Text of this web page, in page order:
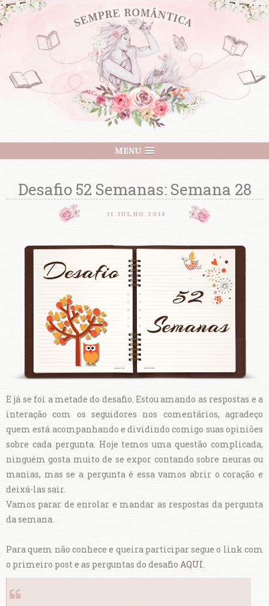
MENU
Desafio 52 Semanas: Semana 28
11 JULHO 2014
E já se foi a metade do desafio. Estou amando as respostas e a
interação com os seguidores nos comentários, agradeço
quem está acompanhando e dividindo comigo suas opiniões
sobre cada pergunta. Hoje temos uma questão complicada,
ninguém gosta muito de se expor contando sobre neuras ou
manias, mas se a pergunta é essa vamos abrir o coração e
deixá-las sair.
Vamos parar de enrolar e mandar as respostas da pergunta
da semana.
Para quem não conhece e queira participar segue o link com
o primeiro post e as perguntas do desafio AQUI.